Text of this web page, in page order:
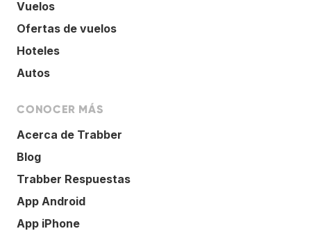
Vuelos
Ofertas de vuelos
Hoteles
Autos
CONOCER MÁS
Acerca de Trabber
Blog
Trabber Respuestas
App Android
App iPhone